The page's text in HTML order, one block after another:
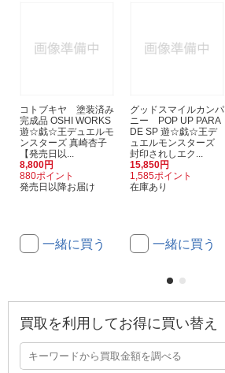
コトブキヤ 塗装済み
完成品 OSHI WORKS
遊☆戯☆王デュエルモ
ンスターズ 真崎杏子
【発売日以...
8,800円
880ポイント
発売日以降お届け
一緒に買う
グッドスマイルカンパ
ニー POP UP PARA
DE SP 遊☆戯☆王デ
ュエルモンスターズ
封印されしエク...
15,850円
1,585ポイント
在庫あり
一緒に買う
買取を利用してお得に買い替え